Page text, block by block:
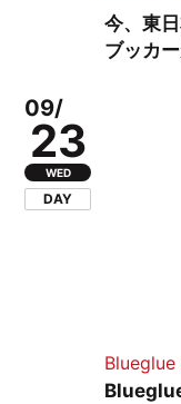
今、東
ブッカ
09/
23
WED
DAY